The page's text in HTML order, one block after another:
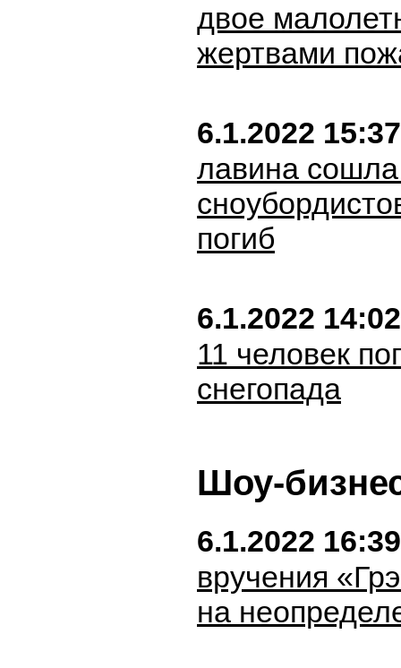
двое
жертвами
6.1.2022 15:37
лавина
погиб
6.1.2022 14:02
11 человек
снегопада
Шоу-
6.1.2022 16:39
вручения
на